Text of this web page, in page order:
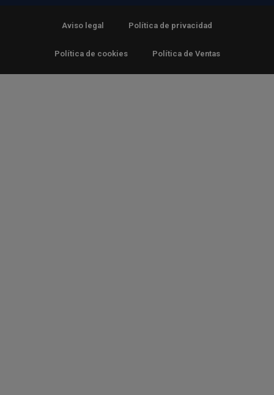
Aviso legal Política de privacidad
Política de cookies Política de Ventas